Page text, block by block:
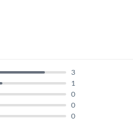
0
0
0
1
3